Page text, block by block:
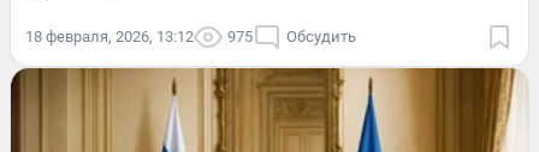
18 февраля, 2026, 13:12 975 Обсудить